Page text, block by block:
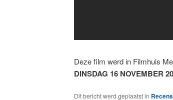
Deze film werd in Filmhuis
DINSDAG 16 NOVEMBER
Dit bericht werd geplaatst in